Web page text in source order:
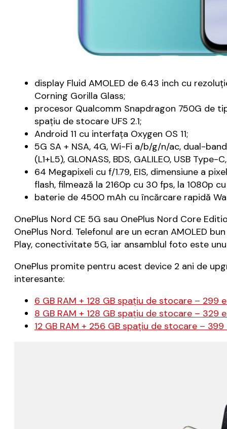
display Fluid AMOLED de 6.43 inch cu
Corning Gorilla Glass;
procesor Qualcomm Snapdragon 750G de
spațiu de stocare UFS 2.1;
Android 11 cu interfaţa Oxygen OS 11;
5G SA + NSA, 4G, Wi-Fi a/b/g/n/ac, dual-
(L1+L5), GLONASS, BDS, GALILEO, USB
64 Megapixeli cu f/1.79, EIS, dimensiune a
flash, filmează la 2160p cu 30 fps, la 1080p
baterie de 4500 mAh cu încărcare rapidă
OnePlus Nord CE 5G sau OnePlus Nord Core
OnePlus Nord. Telefonul are un ecran AMOLED
Play, conectivitate 5G, iar ansamblul foto este
OnePlus promite pentru acest device 2 ani de
interesante:
6 GB RAM + 128 GB spaţiu de stocare – 299
8 GB RAM + 128 GB spaţiu de stocare – 329
12 GB RAM + 256 GB spaţiu de stocare – 399